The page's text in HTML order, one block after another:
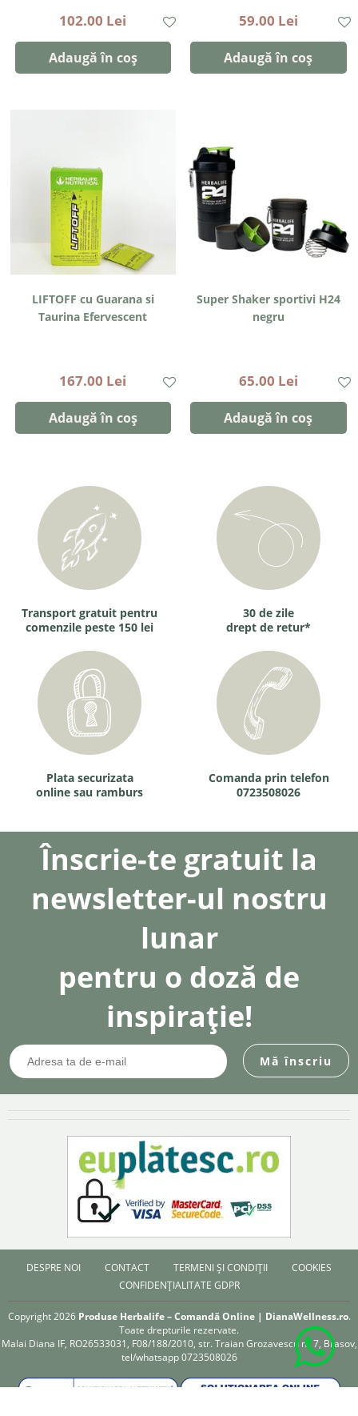
102.00 Lei
Adaugă în coș
59.00 Lei
Adaugă în coș
LIFTOFF cu Guarana si
Taurina Efervescent
167.00 Lei
Adaugă în coș
Super Shaker sportivi H24
negru
65.00 Lei
Adaugă în coș
Transport gratuit pentru
comenzile peste 150 lei
30 de zile
drept de retur*
Plata securizata
online sau ramburs
Comanda prin telefon
0723508026
Înscrie-te gratuit la
newsletter-ul nostru
lunar
pentru o doză de
inspirație!
DESPRE NOI CONTACT TERMENI ȘI CONDIȚII
COOKIES
CONFIDENȚIALITATE GDPR
Copyright 2026 Produse Herbalife – Comandă Online | DianaWellness.ro.
Toate drepturile rezervate.
Malai Diana IF, RO26533031, F08/188/2010, str. Traian Grozavescu nr 7, Brasov,
tel/whatsapp 0723508026